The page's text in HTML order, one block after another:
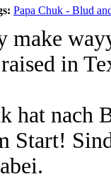
Papa Chuk - Blud
make
in
hat nach
Start!